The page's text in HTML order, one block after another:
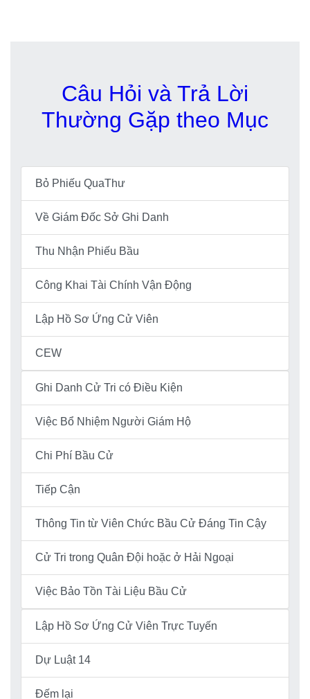
Câu Hỏi và Trả Lời
Thường Gặp theo Mục
Bỏ Phiếu QuaThư
Về Giám Đốc Sở Ghi Danh
Thu Nhận Phiếu Bầu
Công Khai Tài Chính Vận Động
Lập Hồ Sơ Ứng Cử Viên
CEW
Ghi Danh Cử Tri có Điều Kiện
Việc Bổ Nhiệm Người Giám Hộ
Chi Phí Bầu Cử
Tiếp Cận
Thông Tin từ Viên Chức Bầu Cử Đáng Tin Cậy
Cử Tri trong Quân Đội hoặc ở Hải Ngoại
Việc Bảo Tồn Tài Liệu Bầu Cử
Lập Hồ Sơ Ứng Cử Viên Trực Tuyến
Dự Luật 14
Đếm lại